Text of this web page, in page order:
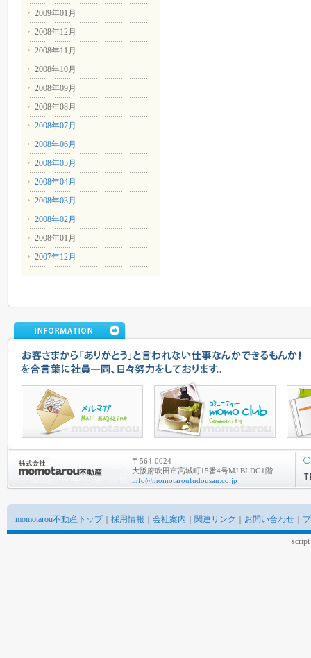
2009年01月
2008年12月
2008年11月
2008年10月
2008年09月
2008年08月
2008年07月
2008年06月
2008年05月
2008年04月
2008年03月
2008年02月
2008年01月
2007年12月
〒564-0024
大阪府吹田市高城町15番4号MJ BLDG1階
info@momotaroufudousan.co.jp
momotarou不動産トップ｜ 採用情報 会社案内 関連リンク お問い合わせ